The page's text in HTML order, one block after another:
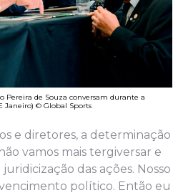
de Souza conversam durante a
Janeiro) © Global Sports
e diretores, a determinação
vamos mais tergiversar e
das ações. Nosso
político. Então eu